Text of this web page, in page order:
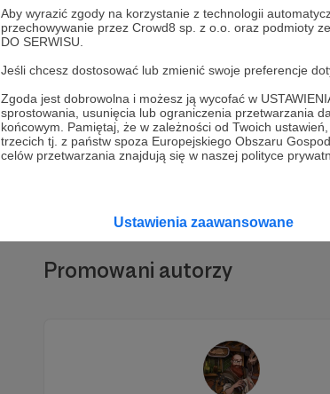
Aby wyrazić zgody na korzystanie z technologii
przechowywanie przez Crowd8 sp. z o.o. oraz podmioty
DO SERWISU.
Jeśli chcesz dostosować lub zmienić swoje preferencje
Zgoda jest dobrowolna i możesz ją wycofać w
sprostowania, usunięcia lub ograniczenia przetwarzania
końcowym. Pamiętaj, że w zależności od Twoich
trzecich tj. z państw spoza Europejskiego Obszaru
celów przetwarzania znajdują się w naszej polityce
Ustawienia zaawansowane
Promowani autorzy